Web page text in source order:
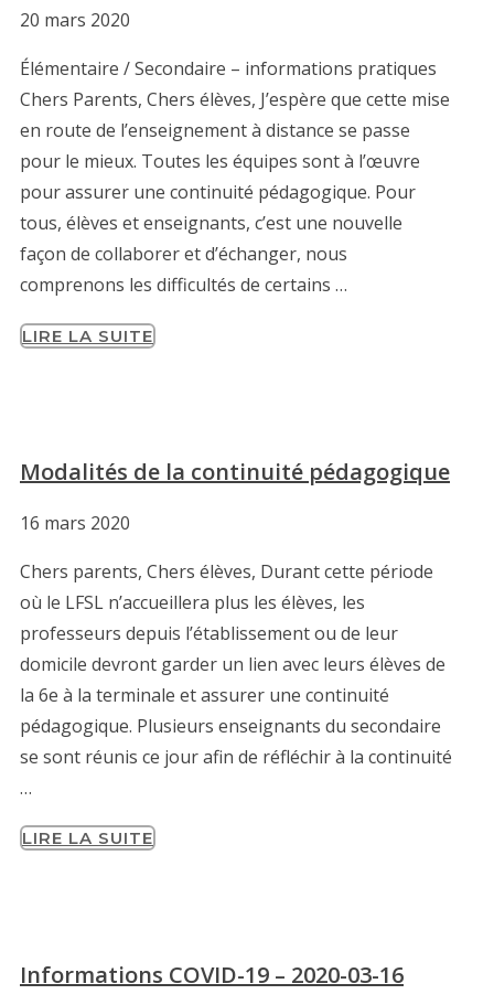
20 mars 2020
Élémentaire / Secondaire – informations pratiques
Chers Parents, Chers élèves, J’espère que cette mise
en route de l’enseignement à distance se passe
pour le mieux. Toutes les équipes sont à l’œuvre
pour assurer une continuité pédagogique. Pour
tous, élèves et enseignants, c’est une nouvelle
façon de collaborer et d’échanger, nous
comprenons les difficultés de certains …
LIRE LA SUITE
Modalités de la continuité pédagogique
16 mars 2020
Chers parents, Chers élèves, Durant cette période
où le LFSL n’accueillera plus les élèves, les
professeurs depuis l’établissement ou de leur
domicile devront garder un lien avec leurs élèves de
la 6e à la terminale et assurer une continuité
pédagogique. Plusieurs enseignants du secondaire
se sont réunis ce jour afin de réfléchir à la continuité
…
LIRE LA SUITE
Informations COVID-19 – 2020-03-16